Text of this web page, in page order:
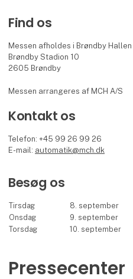
Find os
Messen afholdes i Brøndby Hallen
Brøndby Stadion 10
2605 Brøndby
Messen arrangeres af MCH A/S
Kontakt os
Telefon: +45 99 26 99 26
E-mail: automatik@mch.dk
Besøg os
Tirsdag 8. september
Onsdag
9. september
Torsdag
10. september
Pressecenter